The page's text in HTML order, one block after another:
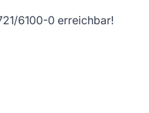
6100-0 erreichbar!